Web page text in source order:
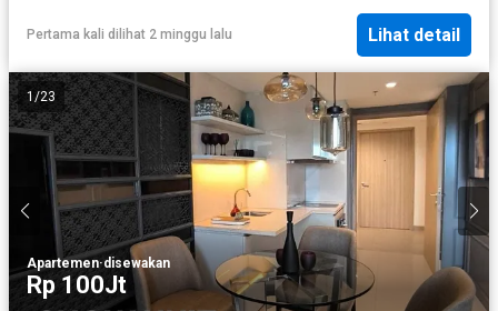
Pertama kali dilihat 2 minggu lalu Lihat detail
1 /23
Apartemen·disewakan
Rp 100Jt